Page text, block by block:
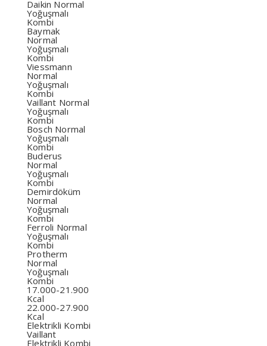
Daikin Normal
Yoğuşmalı
Kombi
Baymak
Normal
Yoğuşmalı
Kombi
Viessmann
Normal
Yoğuşmalı
Kombi
Vaillant Normal
Yoğuşmalı
Kombi
Bosch Normal
Yoğuşmalı
Kombi
Buderus
Normal
Yoğuşmalı
Kombi
Demirdöküm
Normal
Yoğuşmalı
Kombi
Ferroli Normal
Yoğuşmalı
Kombi
Protherm
Normal
Yoğuşmalı
Kombi
17.000-21.900
Kcal
22.000-27.900
Kcal
Elektrikli Kombi
Vaillant
Elektrikli Kombi